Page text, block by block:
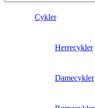
Cykler
Herrecykler
Damecykler